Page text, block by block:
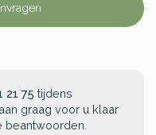
21 75 tijdens
graag voor u klaar
beantwoorden.